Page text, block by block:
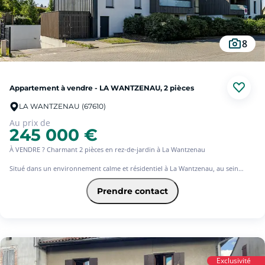
8
Appartement à vendre - LA WANTZENAU, 2 pièces
LA WANTZENAU (67610)
Au prix de
245 000 €
À VENDRE ? Charmant 2 pièces en rez-de-jardin à La Wantzenau
Situé dans un environnement calme et résidentiel à La Wantzenau, au sein
d'une résidence récente de 2019, découvrez ce bel appartement 2 pièces de
54.80m², en rez-de-jardin offrant un cadre de vie agréable et fonctionnel.
L'appartement se compose d'une entrée desservant une cuisine moderne
Il comprend également une chambre confortable, une salle d'eau ainsi que des
toilettes séparées.
Prendre contact
Exclusivité